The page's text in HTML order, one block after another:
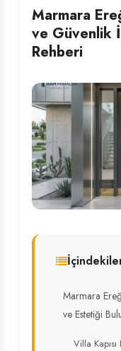
Marmara
ve Güvenlik
Rehberi
Marmara
ve Estetiği
Villa